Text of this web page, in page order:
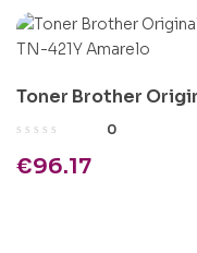
Toner Brother
TN-421Y Amarelo
0
€96.17